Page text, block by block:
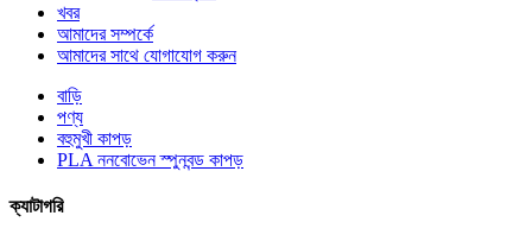
খবর
আমাদের সম্পর্কে
আমাদের সাথে যোগাযোগ করুন
বাড়ি
পণ্য
বহুমুখী কাপড়
PLA ননবোভেন স্পুনবন্ড কাপড়
ক্যাটাগরি